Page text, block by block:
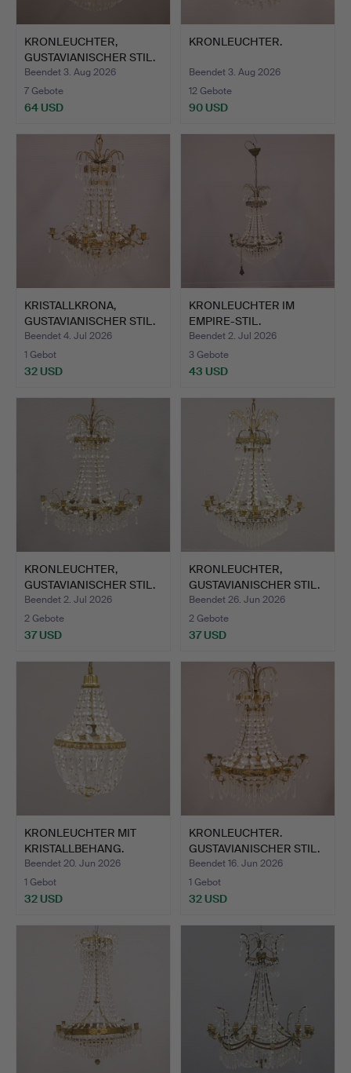
KRONLEUCHTER,
GUSTAVIANISCHER STIL.
Beendet 3. Aug 2026
7 Gebote
64 USD
KRONLEUCHTER.
Beendet 3. Aug 2026
12 Gebote
90 USD
KRISTALLKRONA,
GUSTAVIANISCHER STIL.
Beendet 4. Jul 2026
1 Gebot
32 USD
KRONLEUCHTER IM
EMPIRE-STIL.
Beendet 2. Jul 2026
3 Gebote
43 USD
KRONLEUCHTER,
GUSTAVIANISCHER STIL.
Beendet 2. Jul 2026
2 Gebote
37 USD
KRONLEUCHTER,
GUSTAVIANISCHER STIL.
Beendet 26. Jun 2026
2 Gebote
37 USD
KRONLEUCHTER MIT
KRISTALLBEHANG.
Beendet 20. Jun 2026
1 Gebot
32 USD
KRONLEUCHTER.
GUSTAVIANISCHER STIL.
Beendet 16. Jun 2026
1 Gebot
32 USD